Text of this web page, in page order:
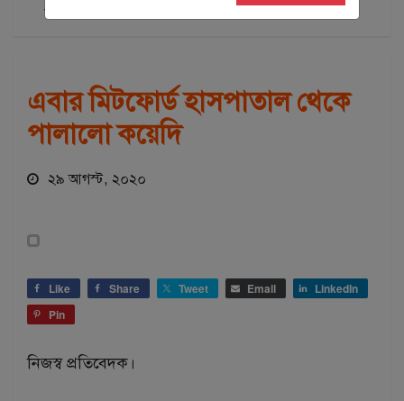
অপরাধ
এবার মিটফোর্ড হাসপাতাল থেকে
পালালো কয়েদি
২৯ আগস্ট, ২০২০
Like Share Tweet Email
LinkedIn
Pin
নিজস্ব প্রতিবেদক।